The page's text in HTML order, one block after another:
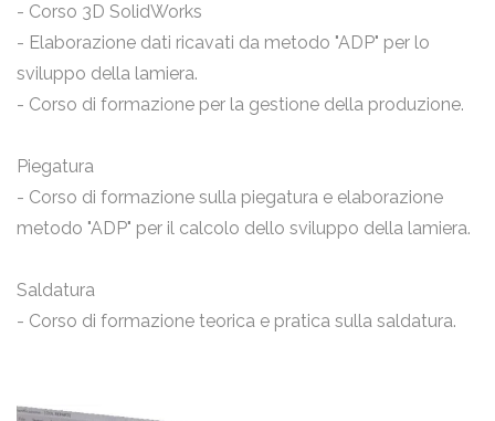
- Corso 3D SolidWorks
- Elaborazione dati ricavati da metodo "ADP" per lo
sviluppo della lamiera.
- Corso di formazione per la gestione della produzione.
Piegatura
- Corso di formazione sulla piegatura e elaborazione
metodo "ADP" per il calcolo dello sviluppo della lamiera.
Saldatura
- Corso di formazione teorica e pratica sulla saldatura.